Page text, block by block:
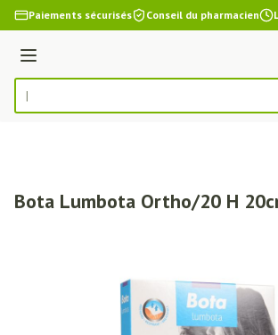
Aller au contenu
Paiements sécurisés Conseil du pharmacien
Menu
Rechercher
Bota Lumbota Ortho/20 H